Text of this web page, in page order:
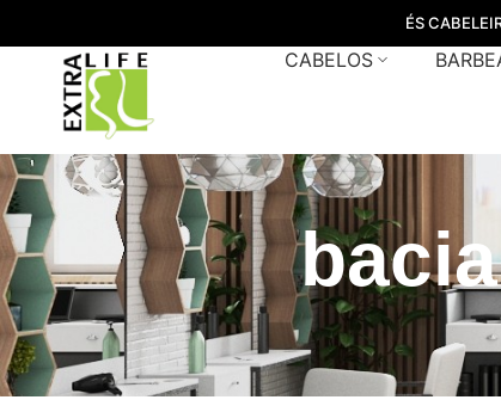
ÉS
CABELOS